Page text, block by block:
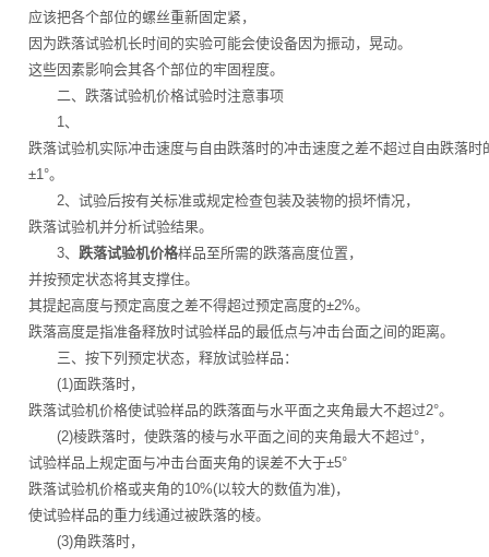
应该把各个部位的螺丝重新固定紧，
因为跌落试验机长时间的实验可能会使设备因为振动，晃动。
这些因素影响会其各个部位的牢固程度。
二、跌落试验机价格试验时注意事项
1、
跌落试验机实际冲击速度与自由跌落时的冲击速度之差不超过自由跌落时
±1°。
2、试验后按有关标准或规定检查包装及装物的损坏情况，
跌落试验机并分析试验结果。
3、跌落试验机价格样品至所需的跌落高度位置，
并按预定状态将其支撑住。
其提起高度与预定高度之差不得超过预定高度的±2%。
跌落高度是指准备释放时试验样品的最低点与冲击台面之间的距离。
三、按下列预定状态，释放试验样品：
(1)面跌落时，
跌落试验机价格使试验样品的跌落面与水平面之夹角最大不超过2°。
(2)棱跌落时，使跌落的棱与水平面之间的夹角最大不超过°，
试验样品上规定面与冲击台面夹角的误差不大于±5°
跌落试验机价格或夹角的10%(以较大的数值为准)，
使试验样品的重力线通过被跌落的棱。
(3)角跌落时，